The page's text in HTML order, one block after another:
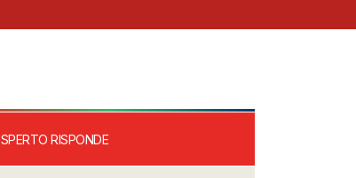
RISPONDE